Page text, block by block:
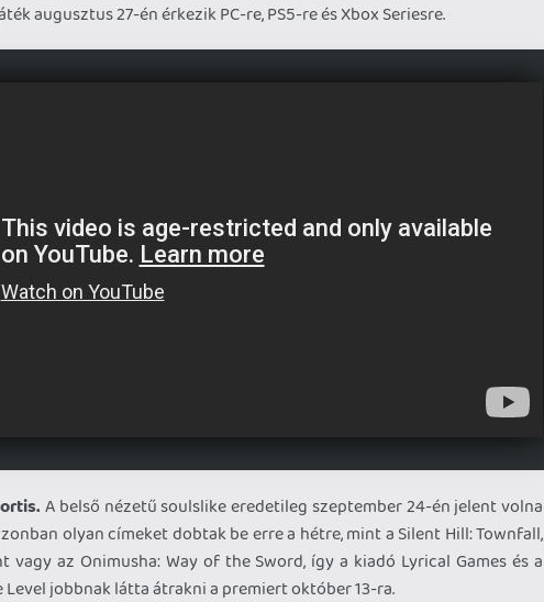
augusztus 27-én érkezik PC-re, PS5-re és Xbox Seriesre.
A belső nézetű soulslike eredetileg szeptember 24-én jelent volna
olyan címeket dobtak be erre a hétre, mint a Silent Hill: Townfall,
vagy az Onimusha: Way of the Sword, így a kiadó Lyrical Games és a
Level jobbnak látta átrakni a premiert október 13-ra.